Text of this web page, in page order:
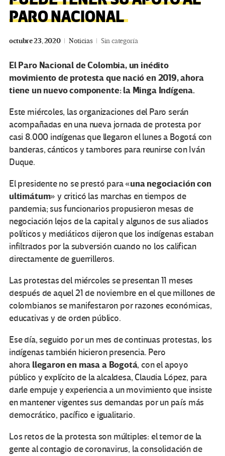
PARO NACIONAL
octubre 23, 2020 Noticias Sin categoría
El Paro Nacional de Colombia, un inédito
movimiento de protesta que nació en 2019, ahora
tiene un nuevo componente: la Minga Indígena.
Este miércoles, las organizaciones del Paro serán
acompañadas en una nueva jornada de protesta por
casi 8.000 indígenas que llegaron el lunes a Bogotá con
banderas, cánticos y tambores para reunirse con Iván
Duque.
El presidente no se prestó para «una negociación con
ultimátum» y criticó las marchas en tiempos de
pandemia; sus funcionarios propusieron mesas de
negociación lejos de la capital y algunos de sus aliados
políticos y mediáticos dijeron que los indígenas estaban
infiltrados por la subversión cuando no los califican
directamente de guerrilleros.
Las protestas del miércoles se presentan 11 meses
después de aquel 21 de noviembre en el que millones de
colombianos se manifestaron por razones económicas,
educativas y de orden público.
Ese día, seguido por un mes de continuas protestas, los
indígenas también hicieron presencia. Pero
ahora llegaron en masa a Bogotá, con el apoyo
público y explícito de la alcaldesa, Claudia López, para
darle empuje y experiencia a un movimiento que insiste
en mantener vigentes sus demandas por un país más
democrático, pacífico e igualitario.
Los retos de la protesta son múltiples: el temor de la
gente al contagio de coronavirus, la consolidación de